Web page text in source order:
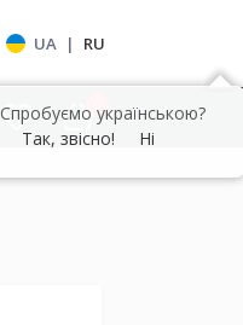
UA | RU
Спробуємо українською?
Так, звісно!
Ні